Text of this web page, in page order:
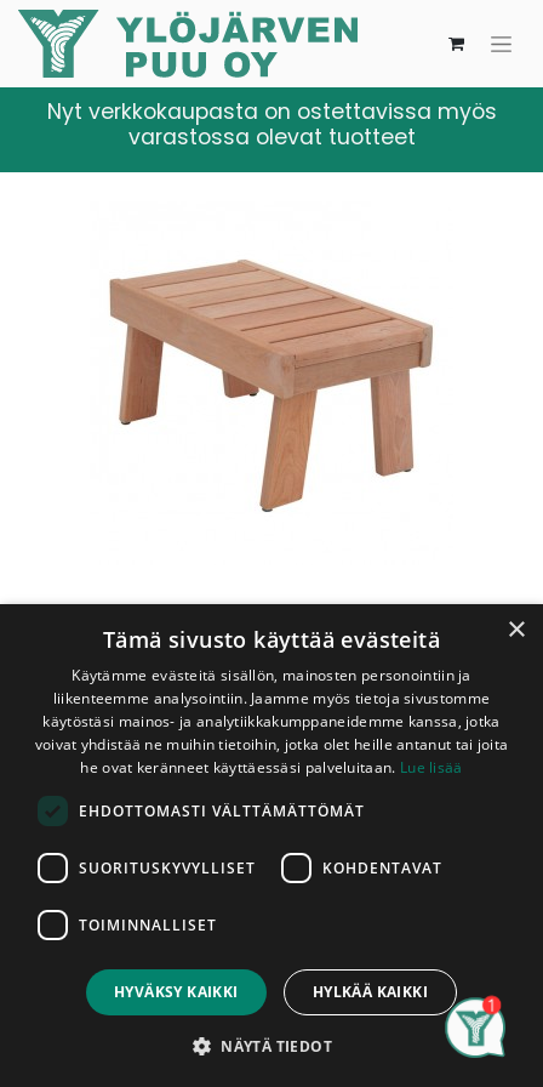
72,90€
Account
Nyt verkkokaupasta on ostettavissa myös
varastossa olevat tuotteet
Shop Saunapenkki Tervaleppä 690x390x340 mm
Saunapenkki Tervaleppä
690x390x340 mm
Hermanni
Käsittelemättömästä tervalepästä valmistettu 1-tasoinen
saunapenkki. Penkin korkeus on 340 mm, leveys 690 mm ja
syvyys 390 mm. Penkin runko on tehty tervalepästä.
Jaloissa on kumiset tallat. Myydään kokoamattomana jalat
irrallaan. Kokoamiseen tarvittavat ruuvit sisältyvät pakettiin.
Penkit myydään kappaleittain. Asennettu tuote on
×
Tämä sivusto käyttää evästeitä
Käytämme evästeitä sisällön, mainosten personointiin ja
liikenteemme analysointiin. Jaamme myös tietoja sivustomme
käytöstäsi mainos- ja analytiikkakumppaneidemme kanssa, jotka
voivat yhdistää ne muihin tietoihin, jotka olet heille antanut tai joita
he ovat keränneet käyttäessäsi palveluitaan. Lue lisää
EHDOTTOMASTI VÄLTTÄMÄTTÖMÄT
SUORITUSKYVYLLISET KOHDENTAVAT
TOIMINNALLISET
HYVÄKSY KAIKKI HYLKÄÄ KAIKKI
NÄYTÄ TIEDOT